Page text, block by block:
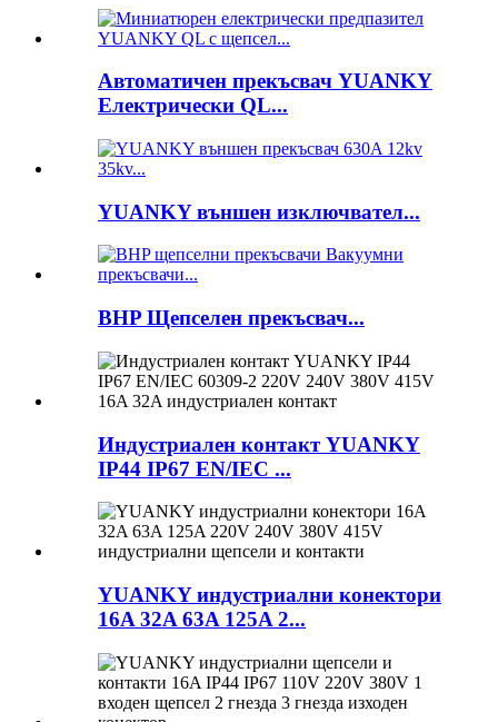
Автоматичен прекъсвач YUANKY
Електрически QL...
YUANKY външен изключвател...
BHP Щепселен прекъсвач...
Индустриален контакт YUANKY
IP44 IP67 EN/IEC ...
YUANKY индустриални конектори
16A 32A 63A 125A 2...